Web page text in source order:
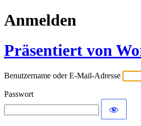
Anmelden
Präsentiert von
Benutzername oder E-Mail-Adresse
Passwort